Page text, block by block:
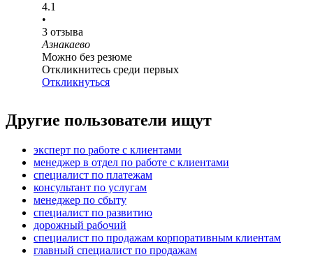
4.1
•
3 отзыва
Азнакаево
Можно без резюме
Откликнитесь среди первых
Откликнуться
Другие пользователи ищут
эксперт по работе с клиентами
менеджер в отдел по работе с клиентами
специалист по платежам
консультант по услугам
менеджер по сбыту
специалист по развитию
дорожный рабочий
специалист по продажам корпоративным клиентам
главный специалист по продажам